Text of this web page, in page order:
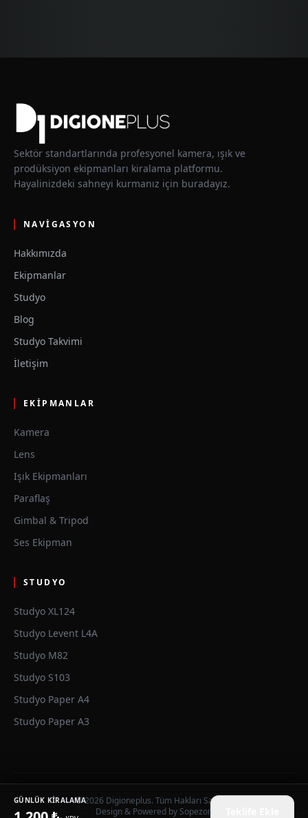
GÜNLÜK KIRALAMA
Sektör standartlarında profesyonel kamera, ışık ve
prodüksiyon ekipmanları kiralama platformu.
Hayalinizdeki sahneyi kurmanız için buradayız.
NAVIGASYON
Hakkımızda
Ekipmanlar
Studyo
Blog
Studyo Takvimi
İletişim
EKIPMANLAR
Kamera
Lens
Işık Ekipmanları
Paraflaş
Gimbal & Tripod
Ses Ekipman
STUDYO
Studyo XL124
Studyo Levent L4A
Studyo M82
Studyo S103
Studyo Paper A4
Studyo Paper A3
© 2026 Digioneplus. Tüm Hakları Saklıdır.
Design & Powered bySopezon